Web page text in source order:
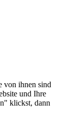
von ihnen sind
und Ihre
klickst, dann